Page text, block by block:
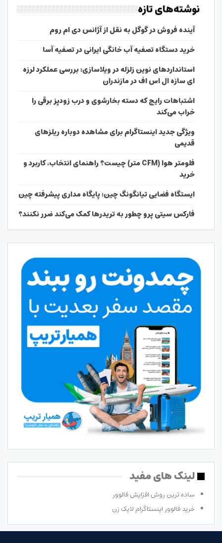
نوشته‌های تازه
آینده فروش در گوگل به نقل از آژانس دی ام روم
خرید دستگاه تصفیه آب خانگی ایرانی در تصفیه آسا
استانداردهای نوین زلزله در ویلاسازی؛ بررسی عملکرد لرزه
ای سازه ال اس اف در مازندران
اشتباهات رایج که دسته بخارشوی و درب زودپز برقی را
خراب می‌کند
ویژگی جدید اینستاگرام برای مشاهده دوباره ریلزهای
قدیمی
فلومتر هوا (CFM متر) چیست؟ راهنمای انتخاب، کاربرد و
خرید
ایستگاه فضایی تیانگونگ چین؛ پایگاه مداری پیشرفته چین
فارکس سیتی پرو چطور به تریدرها کمک می‌کند ضرر نکنند؟
لینک های مفید
ساده ترین روش افزایش فالوور
خرید فالوور اینستاگرام لایک زن